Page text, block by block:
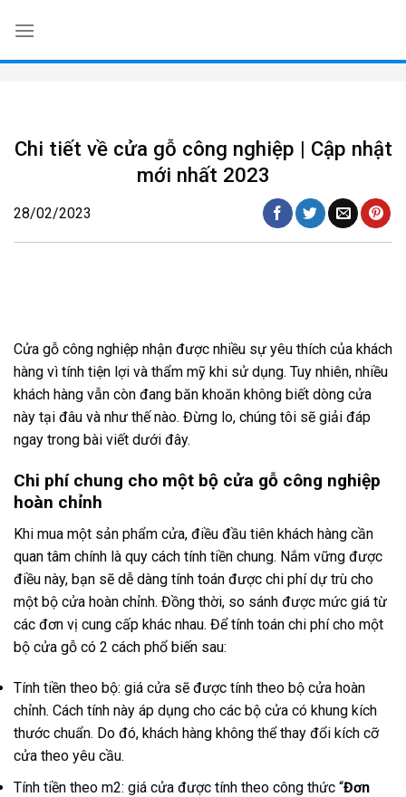
content
Chi tiết về cửa gỗ công nghiệp | Cập nhật
mới nhất 2023
28/02/2023
Cửa gỗ công nghiệp nhận được nhiều sự yêu thích của khách
hàng vì tính tiện lợi và thẩm mỹ khi sử dụng. Tuy nhiên, nhiều
khách hàng vẫn còn đang băn khoăn không biết dòng cửa
này tại đâu và như thế nào. Đừng lo, chúng tôi sẽ giải đáp
ngay trong bài viết dưới đây.
Chi phí chung cho một bộ cửa gỗ công nghiệp
hoàn chỉnh
Khi mua một sản phẩm cửa, điều đầu tiên khách hàng cần
quan tâm chính là quy cách tính tiền chung. Nắm vững được
điều này, bạn sẽ dễ dàng tính toán được chi phí dự trù cho
một bộ cửa hoàn chỉnh. Đồng thời, so sánh được mức giá từ
các đơn vị cung cấp khác nhau. Để tính toán chi phí cho một
bộ cửa gỗ có 2 cách phổ biến sau:
Tính tiền theo bộ: giá cửa sẽ được tính theo bộ cửa hoàn
chỉnh. Cách tính này áp dụng cho các bộ cửa có khung kích
thước chuẩn. Do đó, khách hàng không thể thay đổi kích cỡ
cửa theo yêu cầu.
Tính tiền theo m2: giá cửa được tính theo công thức “Đơn